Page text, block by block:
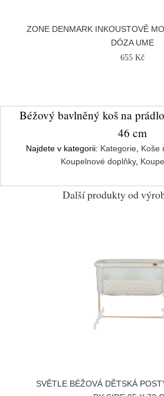
ZONE DENMARK INKOUSTOVĚ
DÓZA UME
655 Kč
Béžový bavlněný koš na
46 cm
Najdete v kategorii: Kategorie, Koše
Koupelnové doplňky,
Další produkty od
SVĚTLE BÉŽOVÁ DĚTSKÁ